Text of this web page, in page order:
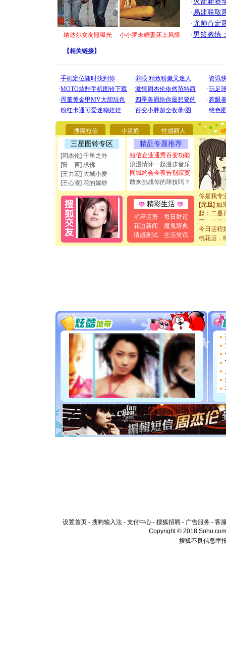
纳达尔女友照曝光 小小罗未婚妻床上风情
·易建联取
·尤帅肯定
·男篮教练
【相关链接】
搜狐短信 小灵通 性感丽人
三星图铃专区
[周杰伦] 千里之外
[誓 言] 求佛
[王力宏] 大城小爱
[王心凌] 花的嫁纱
精品专题推荐
短信企业通秀百变功能
浪漫情怀一起漫步音乐
同城约会今夜告别寂寞
敢来挑战你的球技吗？
精彩生活
星座运势
每日财运
花边新闻
魔鬼辞典
情感测试
生活笑话
[圣诞节]
要平安！
[圣诞节]
能正大光
都要快乐
[圣诞节]
如意,快
[元旦]看
断电。爱
你是我专
[元旦] 如
起；二是
离。水晶
[元旦]当
泣，这痛
卖了。水
你太多，
要平安
[圣诞节]
能正大
都要快乐
[圣诞节]
如意,快
[元旦]
看
断电。
你是我
[元旦]
起；二是
离。水晶
[元旦]当
泣，这痛
今日运程
桃花运，
设置首页 - 搜狗输入法 - 支付中心 - 搜狐招聘 - 广告服务 - 客
Copyright © 2018
搜狐不良信息举